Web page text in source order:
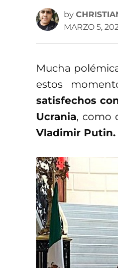
by
MARZO 5,
Mucha
estos
satisfechos
Ucrania, como
Vladimir Putin.